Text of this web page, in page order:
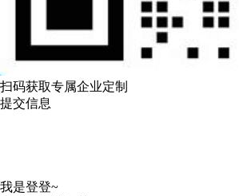
扫码获取专属企业定制
提交信息
我是登登~